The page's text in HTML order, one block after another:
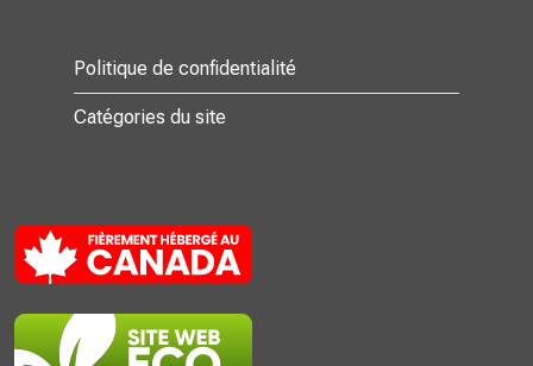
Politique de confidentialité
Catégories du site